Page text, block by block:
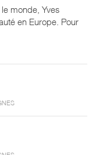
monde, Yves
en Europe. Pour